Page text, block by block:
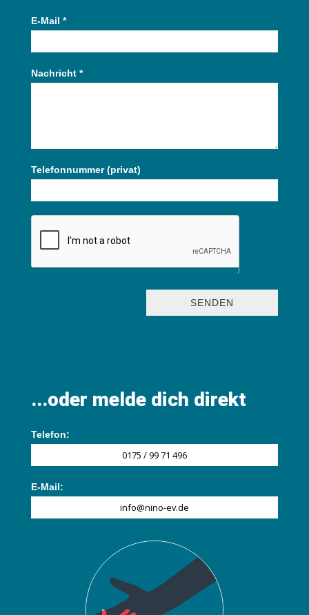
E-Mail *
Nachricht *
Telefonnummer (privat)
SENDEN
...oder melde dich direkt
Telefon:
0175 / 99 71 496
E-Mail:
info@nino-ev.de